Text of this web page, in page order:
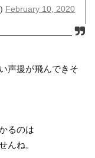
February 10, 2020
声援が飛んできそ
るのは
んね。